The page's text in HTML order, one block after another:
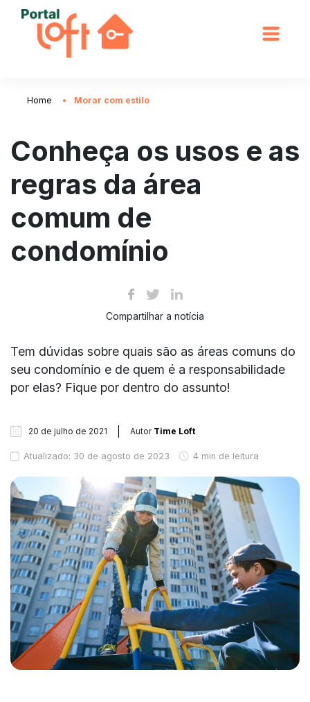
Home Morar com estilo
Conheça os usos e as
regras da área
comum de
condomínio
Compartilhar a notícia
Tem dúvidas sobre quais são as áreas comuns do
seu condomínio e de quem é a responsabilidade
por elas? Fique por dentro do assunto!
20 de julho de 2021 Autor Time Loft
Atualizado: 30 de agosto de 2023 4 min de leitura